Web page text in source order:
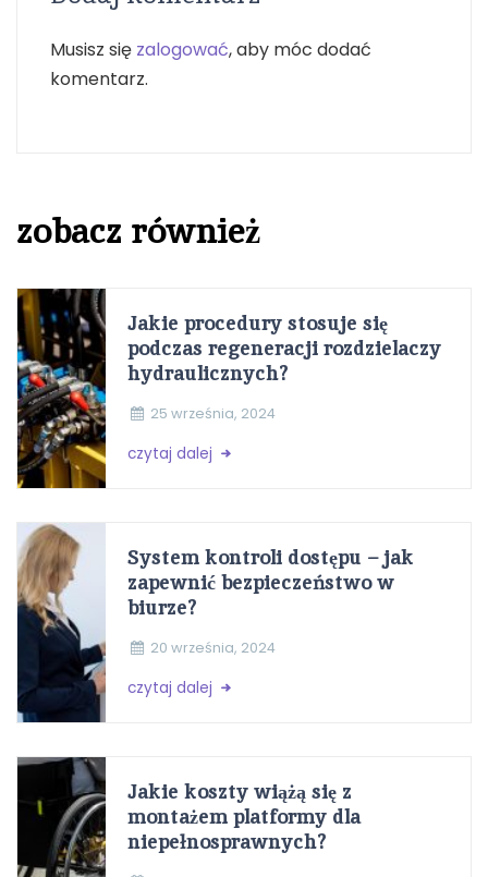
Musisz się zalogować, aby móc dodać
komentarz.
zobacz również
Jakie procedury stosuje się
podczas regeneracji rozdzielaczy
hydraulicznych?
25 września, 2024
czytaj dalej
System kontroli dostępu – jak
zapewnić bezpieczeństwo w
biurze?
20 września, 2024
czytaj dalej
Jakie koszty wiążą się z
montażem platformy dla
niepełnosprawnych?